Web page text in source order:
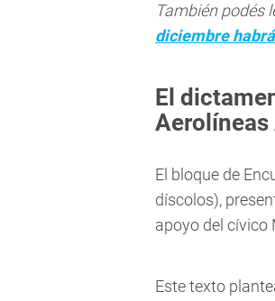
También podés
diciembre
El
El bloque de
díscolos),
apoyo del cívico
Este texto